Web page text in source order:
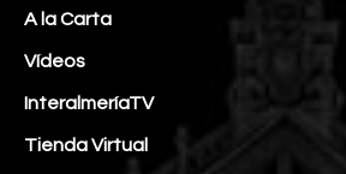
A la Carta
Vídeos
InteralmeríaTV
Tienda Virtual